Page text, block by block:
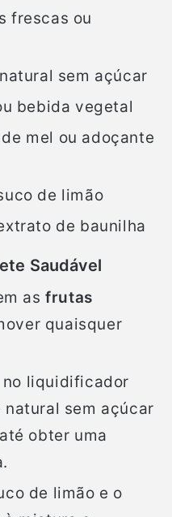
frescas ou
sem açúcar
bebida vegetal
mel ou adoçante
de limão
de baunilha
Saudável
asfrutas
quaisquer
no liquidificador
sem açúcar
obter uma
de limão e o